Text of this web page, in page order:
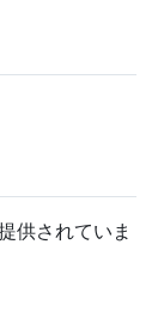
供されていま